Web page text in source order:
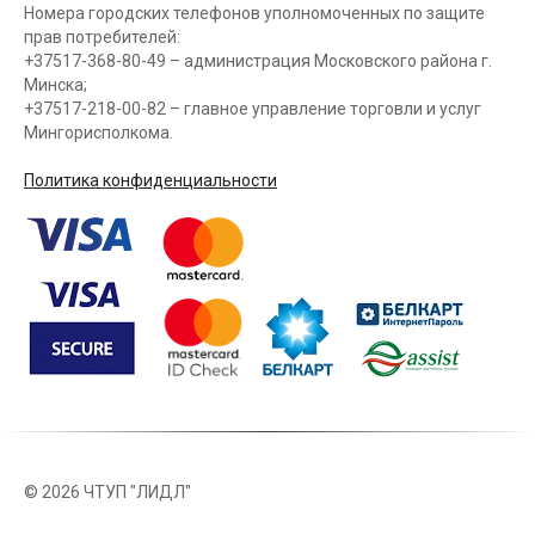
Номера городских телефонов уполномоченных по защите
прав потребителей:
+37517-368-80-49 – администрация Московского района г.
Минска;
+37517-218-00-82 – главное управление торговли и услуг
Мингорисполкома.
Политика конфиденциальности
© 2026 ЧТУП "ЛИДЛ"